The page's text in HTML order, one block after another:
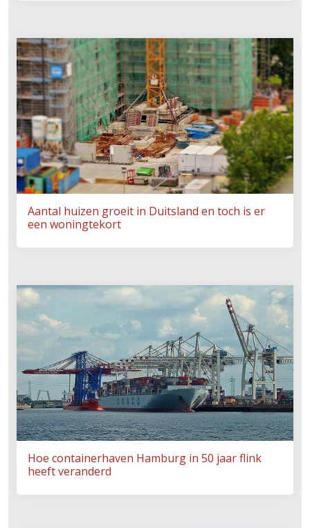
Aantal huizen groeit in Duitsland en toch is er
een woningtekort
Hoe containerhaven Hamburg in 50 jaar flink
heeft veranderd